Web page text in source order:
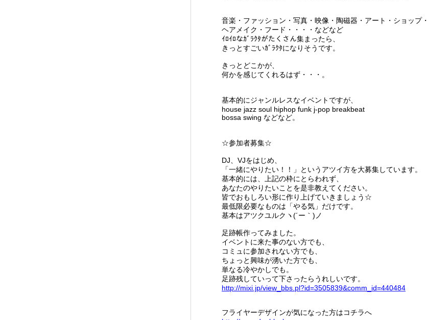
音楽・ファッション・写真・映像・陶磁器・アート・ショップ・
ヘアメイク・フード・・・・などなど
ｲﾛｲﾛなｶﾞﾗｸﾀがたくさん集まったら、
きっとすごいｶﾞﾗｸﾀになりそうです。
きっとどこかが、
何かを感じてくれるはず・・・。
基本的にジャンルレスなイベントですが、
house jazz soul hiphop funk j-pop breakbeat
bossa swing などなど。
☆参加者募集☆
DJ、VJをはじめ、
「一緒にやりたい！！」というアツイ方を大募集しています。
基本的には、上記の枠にとらわれず、
あなたのやりたいことを是非教えてください。
皆でおもしろい形に作り上げていきましょう☆
最低限必要なものは「やる気」だけです。
基本はアツクユルクヽ(´ー｀)ノ
足跡帳作ってみました。
イベントに来た事のない方でも、
コミュに参加されない方でも、
ちょっと興味が湧いた方でも、
単なる冷やかしでも。
足跡残していって下さったらうれしいです。
http://mixi.jp/view_bbs.pl?id=3505839&comm _id=440484
フライヤーデザインが気になった方はコチラへ